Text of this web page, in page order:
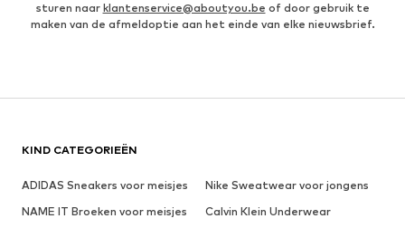
sturen naar klantenservice@aboutyou.be of door gebruik te
maken van de afmeldoptie aan het einde van elke nieuwsbrief.
KIND CATEGORIEËN
ADIDAS Sneakers voor meisjes
Nike Sweatwear voor jongens
NAME IT Broeken voor meisjes
Calvin Klein Underwear